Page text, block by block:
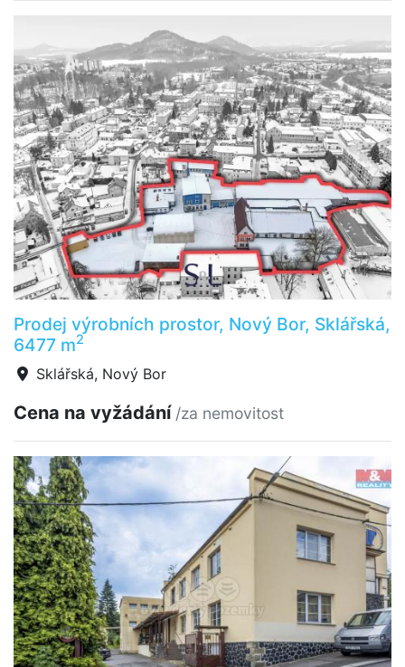
Prodej výrobních prostor, Nový Bor, Sklářská,
6477 m2
Sklářská, Nový Bor
Cena na vyžádání /za nemovitost